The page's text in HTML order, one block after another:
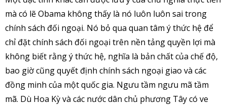
mà có lẽ Obama không thấy là nó luôn luôn sai trong
chính sách đối ngoại. Nó bỏ qua quan tâm ý thức hệ để
chỉ đặt chính sách đối ngoại trên nền tảng quyền lợi mà
không biết rằng ý thức hệ, nghĩa là bản chất của chế độ,
bao giờ cũng quyết định chính sách ngoại giao và các
đồng minh của một quốc gia. Ngưu tầm ngưu mã tầm
mã. Dù Hoa Kỳ và các nước dân chủ phương Tây có ve